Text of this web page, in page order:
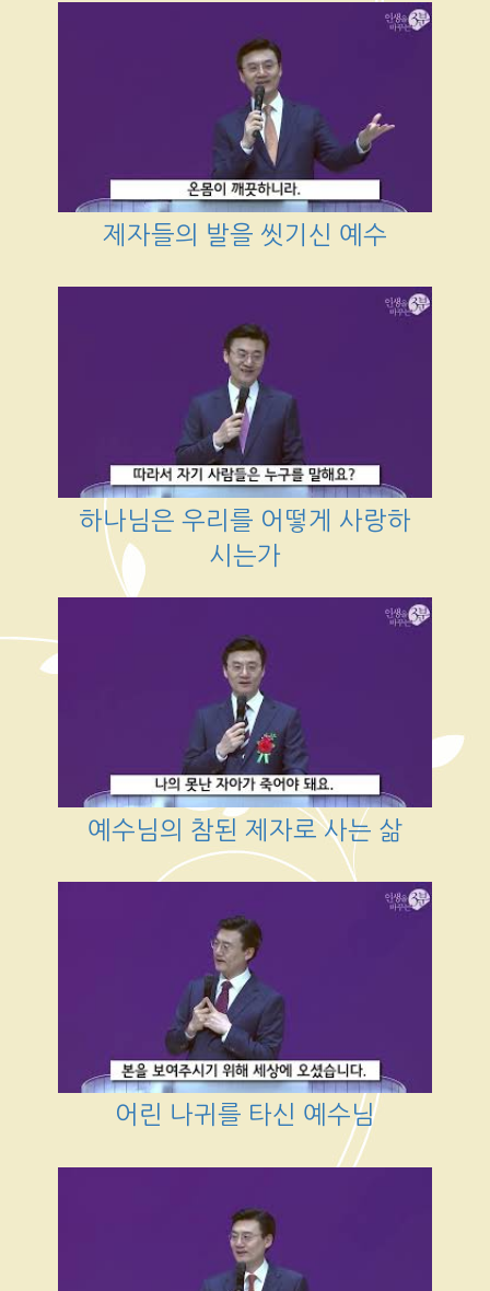
제자들의 발을 씻기신 예수
하나님은 우리를 어떻게 사랑하
시는가
예수님의 참된 제자로 사는 삶
어린 나귀를 타신 예수님